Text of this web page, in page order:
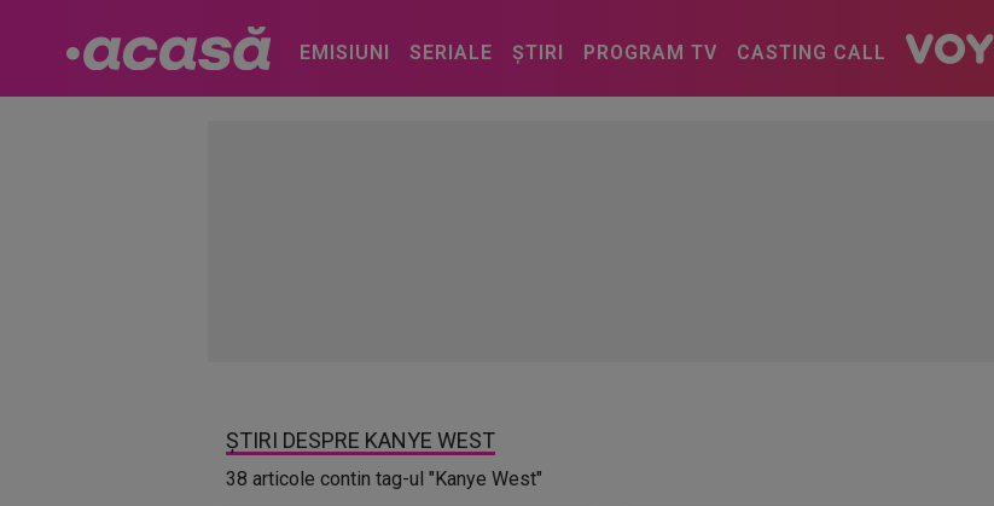
EMISIUNI SERIALE ȘTIRI PROGRAM TV CASTING CALL
ȘTIRI DESPRE KANYE WEST
38 articole contin tag-ul "Kanye West"